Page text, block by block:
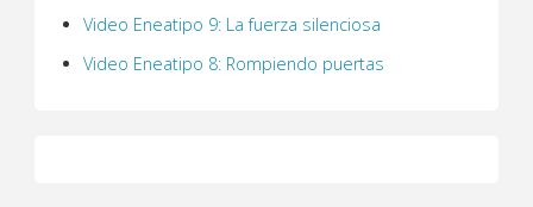
Video Eneatipo 9: La fuerza silenciosa
Video Eneatipo 8: Rompiendo puertas